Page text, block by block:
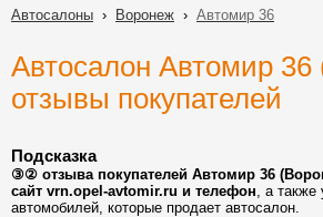
Автосалоны › Воронеж › Автомир 36
Автосалон Автомир
отзывы покупателей
Подсказка
③② отзыва покупателей Автомир 36
сайт vrn.opel-avtomir.ru и телефон, а также
автомобилей, которые продает автосалон.